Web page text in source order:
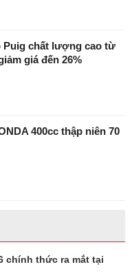
Puig chất lượng cao từ
giá đến 26%
400cc thập niên 70
chính thức ra mắt tại